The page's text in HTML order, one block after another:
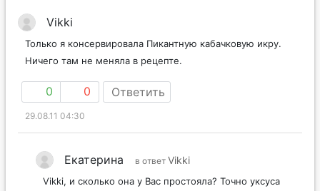
Vikki
Только я консервировала Пикантную кабачковую икру.
Ничего там не меняла в рецепте.
0 0 Ответить
29.08.11 04:30
Екатерина в ответ Vikki
Vikki, и сколько она у Вас простояла? Точно уксуса